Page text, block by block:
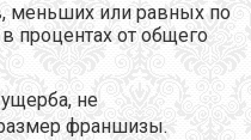
меньших или равных по
процентах от общего
не
франшизы.